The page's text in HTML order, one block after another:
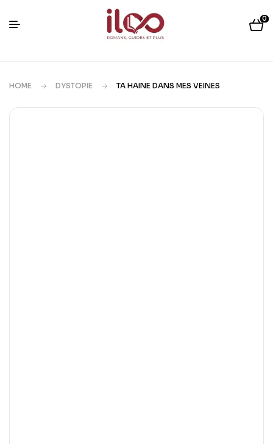
0
HOME DYSTOPIE TA HAINE DANS MES VEINES